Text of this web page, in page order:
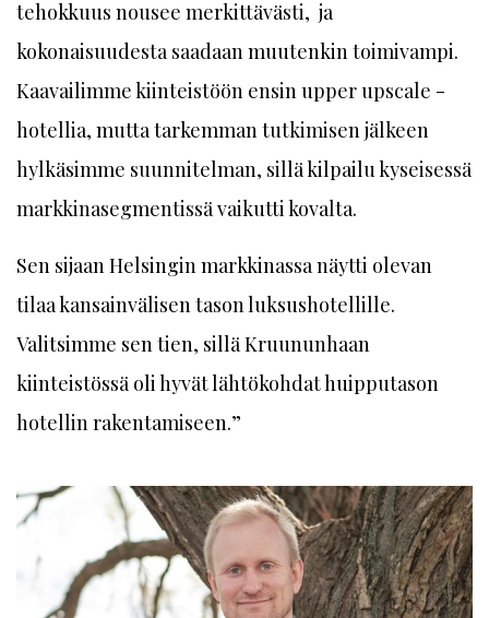
tehokkuus nousee merkittävästi, ja
kokonaisuudesta saadaan muutenkin toimivampi.
Kaavailimme kiinteistöön ensin upper upscale -
hotellia, mutta tarkemman tutkimisen jälkeen
hylkäsimme suunnitelman, sillä kilpailu kyseisessä
markkinasegmentissä vaikutti kovalta.
Sen sijaan Helsingin markkinassa näytti olevan
tilaa kansainvälisen tason luksushotellille.
Valitsimme sen tien, sillä Kruununhaan
kiinteistössä oli hyvät lähtökohdat huipputason
hotellin rakentamiseen.”